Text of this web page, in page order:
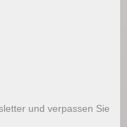
und verpassen Sie